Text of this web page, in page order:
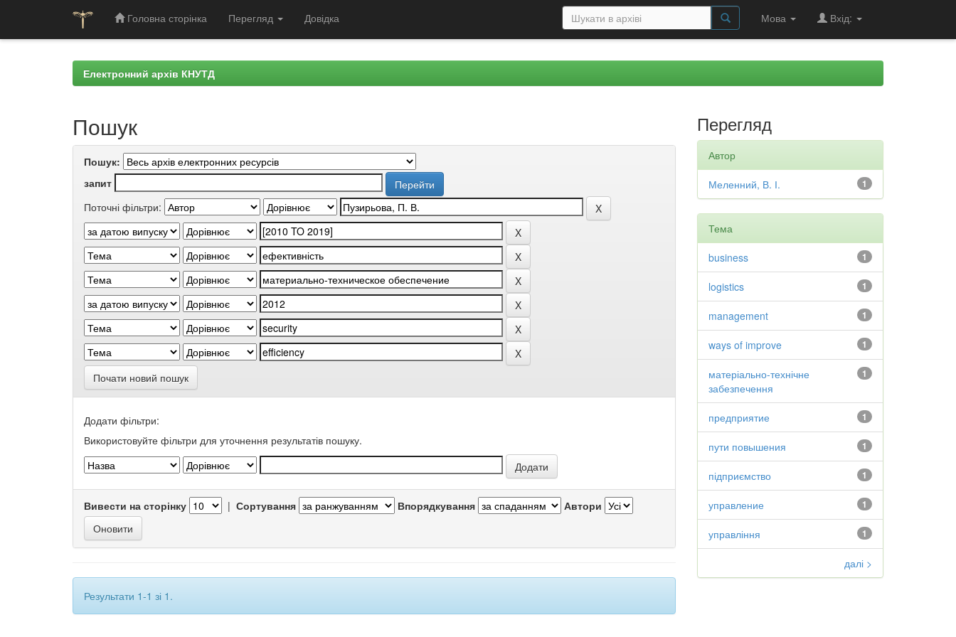
Головна сторінка Перегляд Довідка Мова Вхід:
Електронний архів КНУТД
Пошук
Пошук:
запит
Поточні фільтри:
Почати новий пошук
Додати фільтри:
Використовуйте фільтри для уточнення результатів пошуку.
Вивести на сторінку | Сортування Впорядкування Автори
Результати 1-1 зі 1.
Перегляд
Автор
1
Меленний, В. І.
Тема
1
business
1
logistics
1
management
1
ways of improve
1
матеріально-технічне
забезпечення
1
предприятие
1
пути повышения
1
підприємство
1
управление
1
управління
далі >